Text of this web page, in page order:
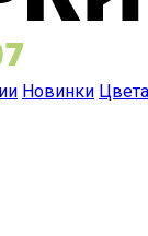
Новинки Цвета